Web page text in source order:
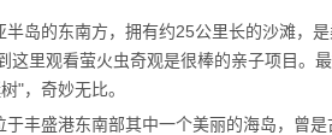
岛的东南方，拥有约25公里长的沙滩，
这里观看萤火虫奇观是很棒的亲子项目。
"，奇妙无比。
丰盛港东南部其中一个美丽的海岛，曾